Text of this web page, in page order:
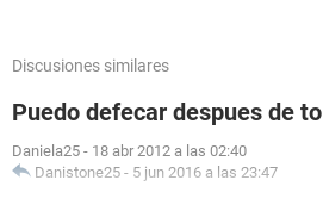
Discusiones similares
Puedo defecar despues de
Daniela25 - 18 abr 2012 a las 02:40
Danistone25 - 5 jun 2016 a las 23:47